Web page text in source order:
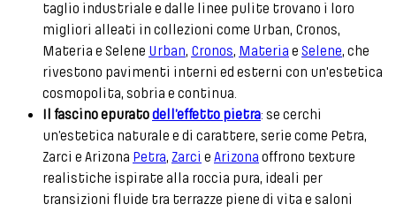
taglio industriale e dalle linee pulite trovano i loro
migliori alleati in collezioni come Urban, Cronos,
Materia e Selene Urban, Cronos, Materia e Selene, che
rivestono pavimenti interni ed esterni con un'estetica
cosmopolita, sobria e continua.
Il fascino epuratodell’effetto pietra: se cerchi
un’estetica naturale e di carattere, serie come Petra,
Zarci e Arizona Petra, Zarci e Arizona offrono texture
realistiche ispirate alla roccia pura, ideali per
transizioni fluide tra terrazze piene di vita e saloni